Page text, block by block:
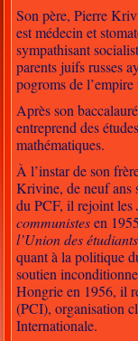
Son père, Pierre
est médecin et
sympathisant
parents juifs russes
pogroms de l’empire
Après son
entreprend des
mathématiques.
À l’instar de son
Krivine, de neuf
du PCF, il rejoint les
communistesen
l’Union des
quant à la politique
soutien
Hongrie en 1956, il
(PCI), organisation
Internationale.